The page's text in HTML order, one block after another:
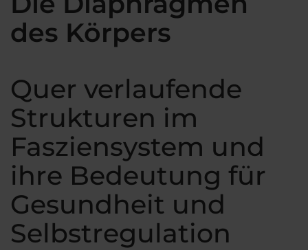
des Körpers
Quer verlaufende
Strukturen im
Fasziensystem und
ihre Bedeutung für
Gesundheit und
Selbstregulation